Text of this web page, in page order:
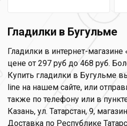
Гладилки в Бугульме
Гладилки в интернет-
цене от 297 руб до 468 руб.
Купить гладилки в Бугульме
line на нашем сайте, или
также по телефону или в
Казань, ул. Татарстан, 9,
Доставка по Республике